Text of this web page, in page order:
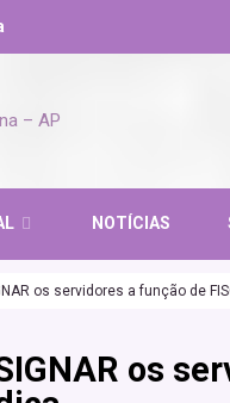
NOTÍCIAS
os servidores a função de
os